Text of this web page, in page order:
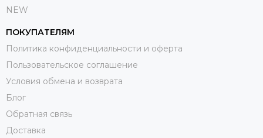
NEW
ПОКУПАТЕЛЯМ
Политика конфиденциальности и оферта
Пользовательское соглашение
Условия обмена и возврата
Блог
Обратная связь
Доставка